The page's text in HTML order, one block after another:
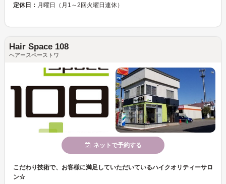
定休日： 月曜日（月1～2回火曜日連休）
Hair Space 108
ヘアースペーストワ
ネットで予約する
こだわり技術で、お客様に満足していただいているハイクオリティーサロ
ン☆